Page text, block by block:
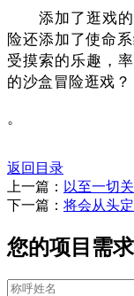
添加了逛戏的
险还添加了使命
受摸索的乐趣，
的沙盒冒险逛戏？
。
返回目录
上一篇： 以至一切
下一篇： 将会从头
您的项目需求